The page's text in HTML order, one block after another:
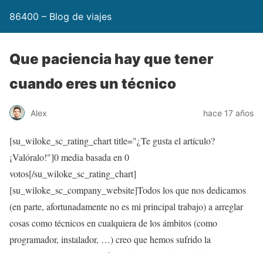
86400 – Blog de viajes
Que paciencia hay que tener
cuando eres un técnico
Alex hace 17 años
[su_wiloke_sc_rating_chart title="¿Te gusta el artículo?
¡Valóralo!"]0media basada en 0
votos[/su_wiloke_sc_rating_chart]
[su_wiloke_sc_company_website]Todos los que nos dedicamos
(en parte, afortunadamente no es mi principal trabajo) a arreglar
cosas como técnicos en cualquiera de los ámbitos (como
programador, instalador, …) creo que hemos sufrido la